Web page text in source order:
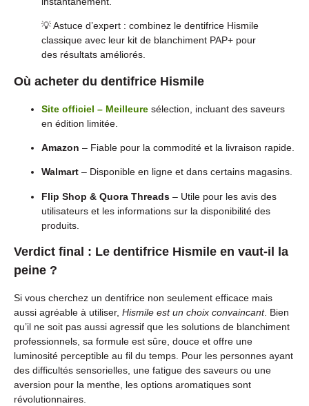
💡 Astuce d’expert : combinez le dentifrice Hismile
classique avec leur kit de blanchiment PAP+ pour
des résultats améliorés.
Où acheter du dentifrice Hismile
Site officiel – Meilleure sélection, incluant des saveurs
en édition limitée.
Amazon – Fiable pour la commodité et la livraison rapide.
Walmart – Disponible en ligne et dans certains magasins.
Flip Shop & Quora Threads – Utile pour les avis des
utilisateurs et les informations sur la disponibilité des
produits.
Verdict final : Le dentifrice Hismile en vaut-il la
peine ?
Si vous cherchez un dentifrice non seulement efficace mais
aussi agréable à utiliser, Hismile est un choix convaincant. Bien
qu’il ne soit pas aussi agressif que les solutions de blanchiment
professionnels, sa formule est sûre, douce et offre une
luminosité perceptible au fil du temps. Pour les personnes ayant
des difficultés sensorielles, une fatigue des saveurs ou une
aversion pour la menthe, les options aromatiques sont
révolutionnaires.